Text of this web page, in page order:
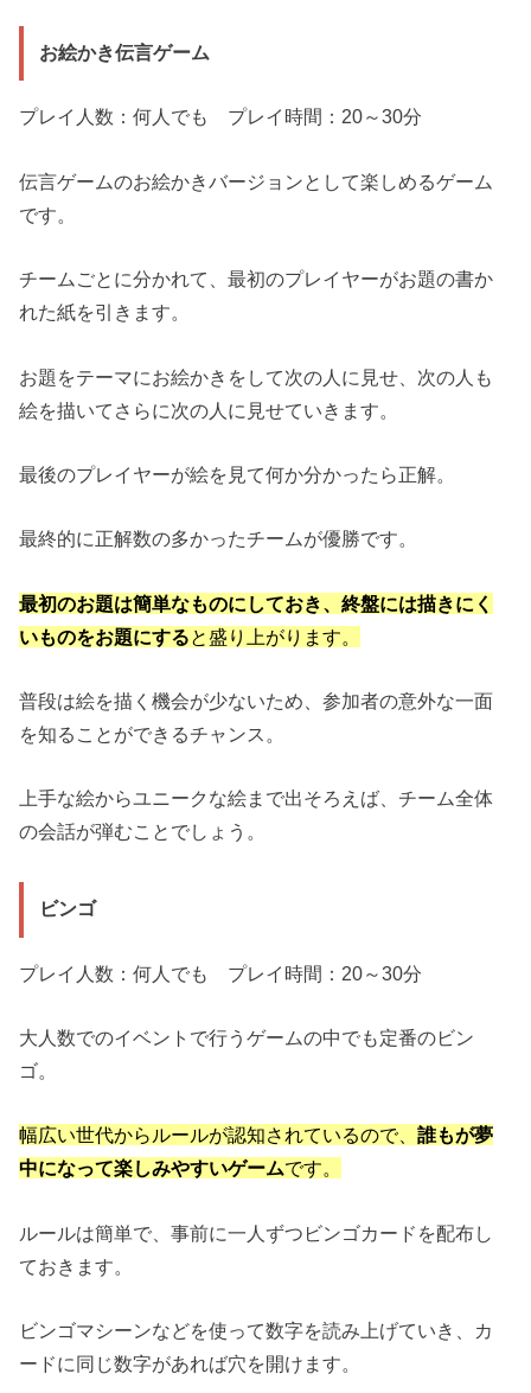
お絵かき伝言ゲーム
プレイ人数：何人でも プレイ時間：20～30分
伝言ゲームのお絵かきバージョンとして楽しめるゲーム
です。
チームごとに分かれて、最初のプレイヤーがお題の書か
れた紙を引きます。
お題をテーマにお絵かきをして次の人に見せ、次の人も
絵を描いてさらに次の人に見せていきます。
最後のプレイヤーが絵を見て何か分かったら正解。
最終的に正解数の多かったチームが優勝です。
最初のお題は簡単なものにしておき、終盤には描きにく
いものをお題にすると盛り上がります。
普段は絵を描く機会が少ないため、参加者の意外な一面
を知ることができるチャンス。
上手な絵からユニークな絵まで出そろえば、チーム全体
の会話が弾むことでしょう。
ビンゴ
プレイ人数：何人でも プレイ時間：20～30分
大人数でのイベントで行うゲームの中でも定番のビン
ゴ。
幅広い世代からルールが認知されているので、誰もが夢
中になって楽しみやすいゲームです。
ルールは簡単で、事前に一人ずつビンゴカードを配布し
ておきます。
ビンゴマシーンなどを使って数字を読み上げていき、カ
ードに同じ数字があれば穴を開けます。